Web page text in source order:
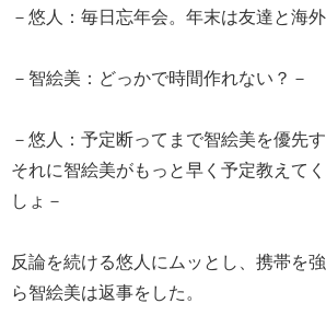
－悠人：毎日忘年会。年末は友達と海
－智絵美：どっかで時間作れない？－
－悠人：予定断ってまで智絵美を優先
それに智絵美がもっと早く予定教えて
しょ－
反論を続ける悠人にムッとし、携帯を
ら智絵美は返事をした。